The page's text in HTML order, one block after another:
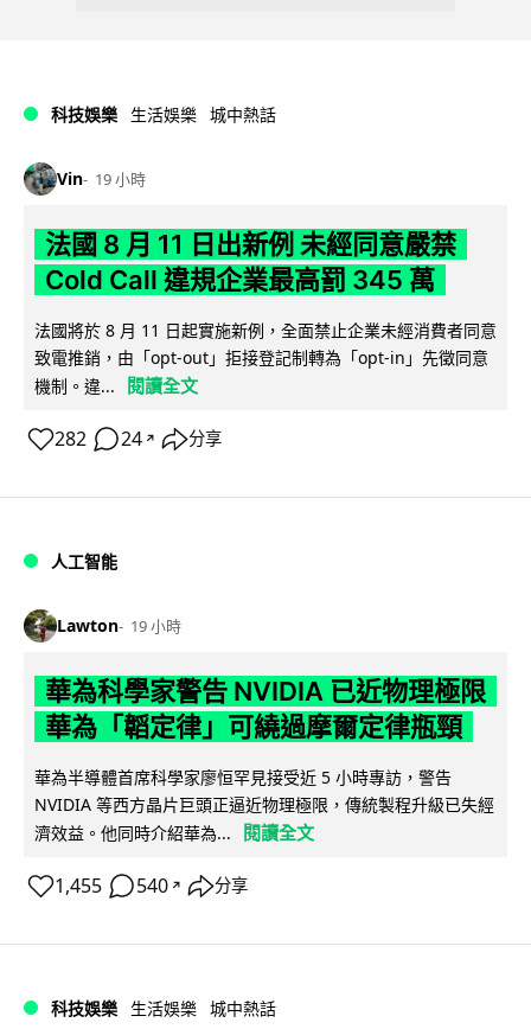
科技娛樂 生活娛樂 城中熱話
Vin 19 小時
法國 8 月 11 日出新例 未經同意嚴禁
Cold Call 違規企業最高罰 345 萬
法國將於 8 月 11 日起實施新例，全面禁止企業未經消費者同意
致電推銷，由「opt-out」拒接登記制轉為「opt-in」先徵同意
機制。違...
閱讀全文
282 24 ↗ 分享
人工智能
Lawton 19 小時
華為科學家警告 NVIDIA 已近物理極限
華為「韜定律」可繞過摩爾定律瓶頸
華為半導體首席科學家廖恒罕見接受近 5 小時專訪，警告
NVIDIA 等西方晶片巨頭正逼近物理極限，傳統製程升級已失經
濟效益。他同時介紹華為...
閱讀全文
1,455 540 ↗ 分享
科技娛樂 生活娛樂 城中熱話